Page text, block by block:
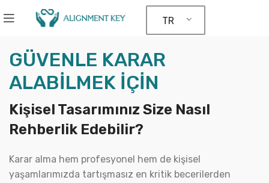
TR
GÜVENLE KARAR
ALABİLMEK İÇİN
Kişisel Tasarımınız Size Nasıl
Rehberlik Edebilir?
Karar alma hem profesyonel hem de kişisel
yaşamlarımızda tartışmasız en kritik becerilerden